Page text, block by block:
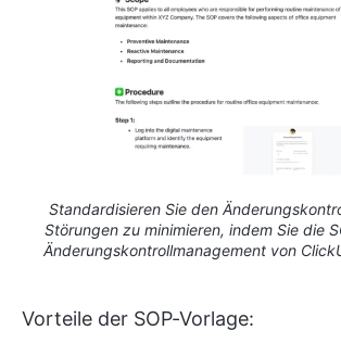
Standardisieren Sie den
Störungen zu minimieren, indem Sie die
Änderungskontrollmanagement von
Vorteile der SOP-Vorlage: